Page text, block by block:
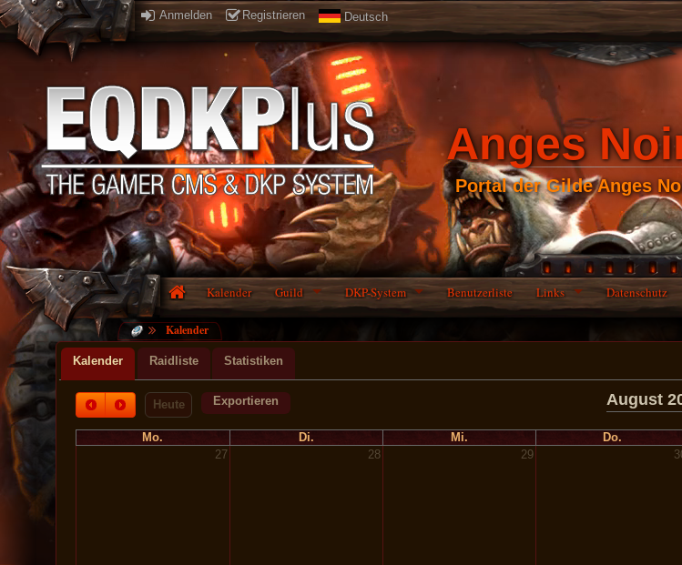
Anmelden Registrieren Deutsch
Anges
Portal der Gilde Anges
Kalender Guild DKP-System Benutzerliste Links Datenschutz
Kalender
Kalender Raidliste Statistiken
Heute Exportieren August
Mo. Di. Mi. Do.
27
28 29